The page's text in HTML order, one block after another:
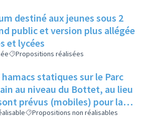
destiné aux jeunes sous 2
public et version plus allégée
et lycées
Propositions réalisées
statiques sur le Parc
au niveau du Bottet, au lieu
prévus (mobiles) pour la
Propositions non réalisables